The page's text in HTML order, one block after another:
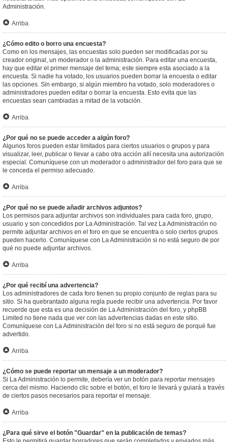
Administración.
Arriba
¿Cómo edito o borro una encuesta?
Como en los mensajes, las encuestas solo pueden ser modificadas por su
creador original, un moderador o la administración. Para editar una encuesta,
hay que editar el primer mensaje del tema; este siempre esta asociado a la
encuesta. Si nadie ha votado, los usuarios pueden borrar la encuesta o editar
las opciones. Sin embargo, si algún miembro ha votado, solo moderadores o
administradores pueden editar o borrar la encuesta. Esto evita que las
encuestas sean cambiadas a mitad de la votación.
Arriba
¿Por qué no se puede acceder a algún foro?
Algunos foros pueden estar limitados para ciertos usuarios o grupos y para
visualizar, leer, publicar o llevar a cabo otra acción allí necesita una autorización
especial. Comuníquese con un moderador o administrador del foro para que se
le conceda el permiso adecuado.
Arriba
¿Por qué no se puede añadir archivos adjuntos?
Los permisos para adjuntar archivos son individuales para cada foro, grupo,
usuario y son concedidos por La Administración. Tal vez La Administración no
permite adjuntar archivos en el foro en que se encuentra o solo ciertos grupos
pueden hacerlo. Comuníquese con La Administración si no está seguro de por
qué no puede adjuntar archivos.
Arriba
¿Por qué recibí una advertencia?
Los administradores de cada foro tienen su propio conjunto de reglas para su
sitio. Si ha quebrantado alguna regla puede recibir una advertencia. Por favor
recuerde que esta es una decisión de La Administración del foro, y phpBB
Limited no tiene nada que ver con las advertencias dadas en este sitio.
Comuníquese con La Administración del foro si no está seguro de porqué fue
advertido.
Arriba
¿Cómo se puede reportar un mensaje a un moderador?
Si La Administración lo permite, debería ver un botón para reportar mensajes
cerca del mismo. Haciendo clic sobre el botón, el foro le llevará y guiará a través
de ciertos pasos necesarios para reportar el mensaje.
Arriba
¿Para qué sirve el botón "Guardar" en la publicación de temas?